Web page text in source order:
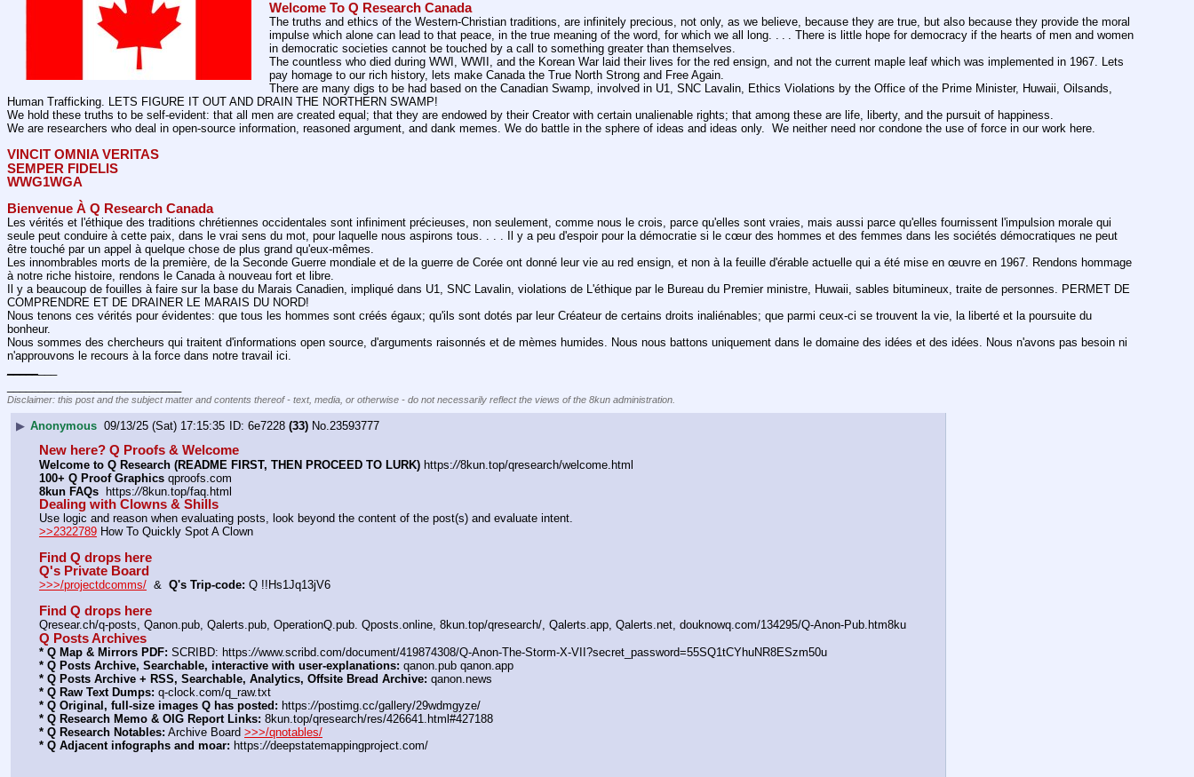
Welcome To Q Research Canada
The truths and ethics of the Western-Christian traditions, are infinitely precious, not only, as we believe, because they are true, but also because they provide the moral
impulse which alone can lead to that peace, in the true meaning of the word, for which we all long. . . . There is little hope for democracy if the hearts of men and women
in democratic societies cannot be touched by a call to something greater than themselves.
The countless who died during WWI, WWII, and the Korean War laid their lives for the red ensign, and not the current maple leaf which was implemented in 1967. Lets
pay homage to our rich history, lets make Canada the True North Strong and Free Again.
There are many digs to be had based on the Canadian Swamp, involved in U1, SNC Lavalin, Ethics Violations by the Office of the Prime Minister, Huwaii, Oilsands,
Human Trafficking. LETS FIGURE IT OUT AND DRAIN THE NORTHERN SWAMP!
We hold these truths to be self-evident: that all men are created equal; that they are endowed by their Creator with certain unalienable rights; that among these are life, liberty, and the pursuit of happiness.
We are researchers who deal in open-source information, reasoned argument, and dank memes. We do battle in the sphere of ideas and ideas only.  We neither need nor condone the use of force in our work here.
VINCIT OMNIA VERITAS
SEMPER FIDELIS
WWG1WGA
Bienvenue À Q Research Canada
Les vérités et l'éthique des traditions chrétiennes occidentales sont infiniment précieuses, non seulement, comme nous le crois, parce qu'elles sont vraies, mais aussi parce qu'elles fournissent l'impulsion morale qui
seule peut conduire à cette paix, dans le vrai sens du mot, pour laquelle nous aspirons tous. . . . Il y a peu d'espoir pour la démocratie si le cœur des hommes et des femmes dans les sociétés démocratiques ne peut
être touché par un appel à quelque chose de plus grand qu'eux-mêmes.
Les innombrables morts de la première, de la Seconde Guerre mondiale et de la guerre de Corée ont donné leur vie au red ensign, et non à la feuille d'érable actuelle qui a été mise en œuvre en 1967. Rendons hommage
à notre riche histoire, rendons le Canada à nouveau fort et libre.
Il y a beaucoup de fouilles à faire sur la base du Marais Canadien, impliqué dans U1, SNC Lavalin, violations de L'éthique par le Bureau du Premier ministre, Huwaii, sables bitumineux, traite de personnes. PERMET DE
COMPRENDRE ET DE DRAINER LE MARAIS DU NORD!
Nous tenons ces vérités pour évidentes: que tous les hommes sont créés égaux; qu'ils sont dotés par leur Créateur de certains droits inaliénables; que parmi ceux-ci se trouvent la vie, la liberté et la poursuite du
bonheur.
Nous sommes des chercheurs qui traitent d'informations open source, d'arguments raisonnés et de mèmes humides. Nous nous battons uniquement dans le domaine des idées et des idées. Nous n'avons pas besoin ni
n'approuvons le recours à la force dans notre travail ici.
Disclaimer: this post and the subject matter and contents thereof - text, media, or otherwise - do not necessarily reflect the views of the 8kun administration.
▶ Anonymous 09/13/25 (Sat) 17:15:35 6e7228 (33) No.23593777
New here? Q Proofs & Welcome
Welcome to Q Research (README FIRST, THEN PROCEED TO LURK) https://8kun.top/qresearch/welcome.html
100+ Q Proof Graphics qproofs.com
8kun FAQs
  https:
//8kun.top/faq.html
Dealing with Clowns & Shills
Use logic and reason when evaluating posts, look beyond the content of the post(s) and evaluate intent.
>>2322789 How To Quickly Spot A Clown
Find Q drops here
Q's Private Board
>>>/projectdcomms/
  &
Q's Trip-code: Q !!Hs1Jq13jV6
Find Q drops here
Qresear.ch/q-posts, Qanon.pub, Qalerts.pub, OperationQ.pub. Qposts.online, 8kun.top/qresearch/, Qalerts.app, Qalerts.net, douknowq.com/134295/Q-Anon-Pub.htm8ku
Q Posts Archives
* Q Map & Mirrors PDF: SCRIBD: https://www.scribd.com/document/419874308/Q-Anon-The-Storm-X-VII?secret_password=55SQ1tCYhuNR8ESzm50u
* Q Posts Archive, Searchable, interactive with user-explanations: qanon.pub qanon.app
* Q Posts Archive + RSS, Searchable, Analytics, Offsite Bread Archive: qanon.news
* Q Raw Text Dumps: q-clock.com/q_raw.txt
* Q Original, full-size images Q has posted: https://postimg.cc/gallery/29wdmgyze/
* Q Research Memo & OIG Report Links: 8kun.top/qresearch/res/426641.html#427188
* Q Research Notables: Archive Board >>>/qnotables/
* Q Adjacent infographs and moar: https://deepstatemappingproject.com/